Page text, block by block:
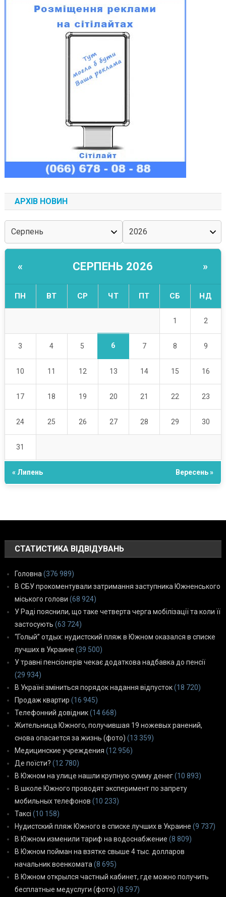
АРХІВ НОВИН
« СЕРПЕНЬ 2026 »
ПН ВТ СР ЧТ ПТ СБ НД
1 2
3 4 5 6 7 8 9
10 11 12 13 14 15 16
17 18 19 20 21 22 23
24 25 26 27 28 29 30
31
« Липень Вересень »
СТАТИСТИКА ВІДВІДУВАНЬ
Головна (376 989)
В СБУ прокоментували затримання заступника Южненського
міського голови (68 924)
У Раді пояснили, що таке четверта черга мобілізації та коли її
застосують (63 724)
“Голый” отдых: нудистский пляж в Южном оказался в списке
лучших в Украине (39 500)
У травні пенсіонерів чекає додаткова надбавка до пенсії
(29 934)
В Україні зміниться порядок надання відпусток(18 720)
Продаж квартир (16 945)
Телефонний довідник(14 668)
Жительница Южного, получившая 19 ножевых ранений,
снова опасается за жизнь (фото) (13 359)
Медицинские учреждения (12 956)
Де поїсти? (12 780)
В Южном на улице нашли крупную сумму денег(10 893)
В школе Южного проводят эксперимент по запрету
мобильных телефонов (10 233)
Таксі (10 158)
Нудистский пляж Южного в списке лучших в Украине (9 737)
В Южном изменили тариф на водоснабжение (8 809)
В Южном пойман на взятке свыше 4 тыс. долларов
начальник военкомата (8 695)
В Южном открылся частный кабинет, где можно получить
бесплатные медуслуги (фото) (8 597)